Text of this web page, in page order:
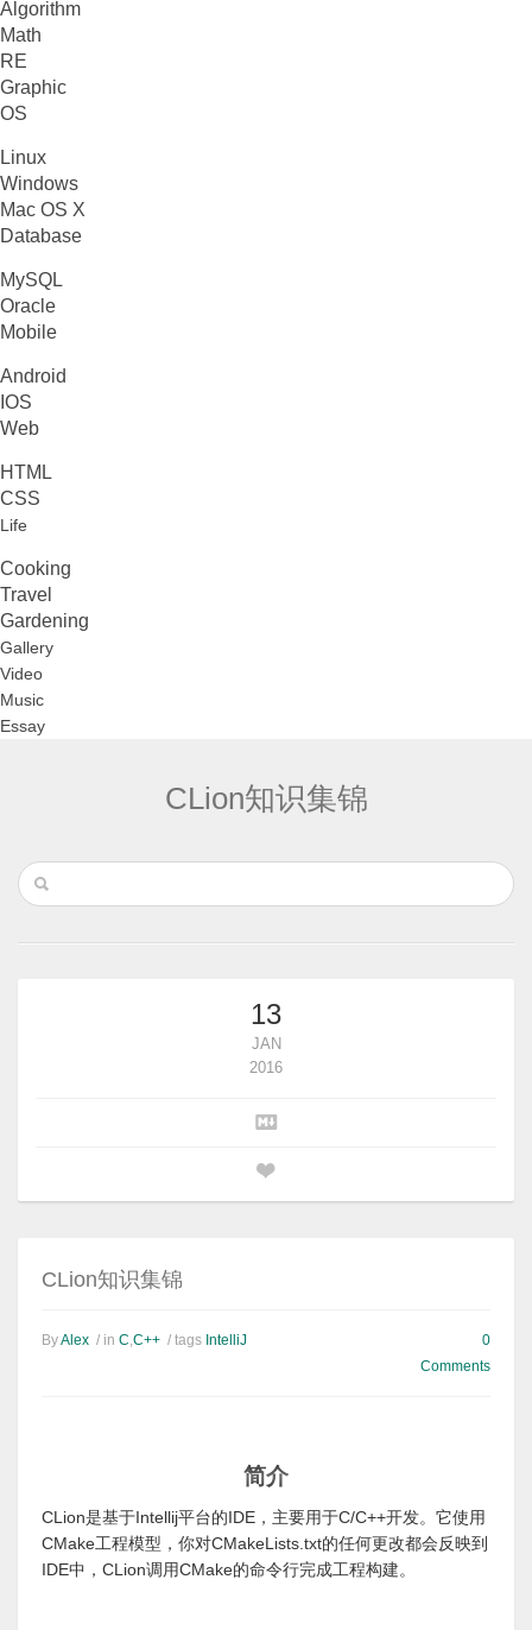
Algorithm
Math
RE
Graphic
OS
Linux
Windows
Mac OS X
Database
MySQL
Oracle
Mobile
Android
IOS
Web
HTML
CSS
Life
Cooking
Travel
Gardening
Gallery
Video
Music
Essay
CLion知识集锦
13
JAN
2016
CLion知识集锦
ByAlex / in C,C++ / tags IntelliJ
0
Comments
简介
CLion是基于Intellij平台的IDE，主要用于C/C++开发。它使用
CMake工程模型，你对CMakeLists.txt的任何更改都会反映到
IDE中，CLion调用CMake的命令行完成工程构建。